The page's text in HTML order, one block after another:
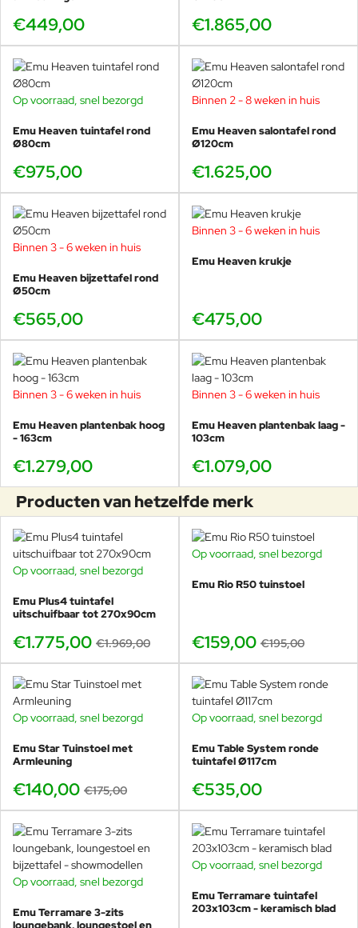
Ideaal voor horeca en compacte
terrassen
Door het compacte formaat, de stabiele constructie en het
in de horeca. Perfect voor kleinere terrassen, binnentuinen,
boutique hotels en restaurants die hun buitenruimte een
onderscheidende uitstraling willen geven.
Te bekijken in de showroom bij
In onze showroom in Voorschoten kun je de Re-Trouvé
stoelen en alternatieve tafels zoals de Como. Als grootste
EMU dealer wereldwijd hebben wij diepgaande
productkennis, een grote showroom en vaak snelle levering
uit voorraad.
Patricia Urquiola
Patricia Urquiola werd geboren in Oviedo (Spanje) en
Architecture of Madrid Polytechnic en Milan Polytechnic,
waar ze in 1989 afstudeerde bij Achille Castiglioni. Van 1990
tot 1992 was ze assistent-docent aan zowel Achille
Castiglioni als Eugenio Bettinelli aan de Polytechnische
Universiteit van Milaan en ENSCI in Parijs. Van 1990 tot
1996 was ze verantwoordelijk voor het kantoor voor de
ontwikkeling van nieuwe producten van DePadova, in
samenwerking met Vico Magistretti. In 1996 werd ze hoofd
van de ontwerpgroep van Lissoni Associati.
productontwerp, architectuur, installaties en
conceptcreatie. Onder haar laatste architectuurprojecten:
twee luxe hotels, Mandarin Oriental Hotel Barcelona en
WRetreat & Spa in Vieques (Puerto Rico), een privéwoning
in Udine, de scenografie voor de opera "L'incoronazione di
Poppea" van Monteverdi, showrooms, boetieks en
Mara, H&M en het algemene concept voor Pitti Immagine
Florence. Een persoonlijke tentoonstelling is getoond in
Feria Hábitat Valencia (2010). Ze ontwerpt voor Agape,
Alessi, Andreu World, Artelano, Axor, B&B Italia, Bart
Design, Bisazza, BMW, Bosa, Chevalier Edition, Il Coccio, De
Padova, De Vecchi, Driade, Emu, Fasem, Salvatore
Ferragamo, Flos, Foscarini , Gallotti & Radice, Gandia
Blasco, Glass Italia, Kartell, Kettal, Kvadrat, Mixing Media,
€449,00 €1.865,00
Op voorraad, snel bezorgd
Emu Heaven tuintafel rond
Ø80cm
€975,00
Binnen 2 - 8 weken in huis
Emu Heaven salontafel rond
Ø120cm
€1.625,00
Binnen 3 - 6 weken in huis
Emu Heaven bijzettafel rond
Ø50cm
€565,00
Binnen 3 - 6 weken in huis
Emu Heaven krukje
€475,00
Binnen 3 - 6 weken in huis
Emu Heaven plantenbak hoog
- 163cm
€1.279,00
Binnen 3 - 6 weken in huis
Emu Heaven plantenbak laag -
103cm
€1.079,00
Producten van hetzelfde merk
-10%
Op voorraad, snel bezorgd
Emu Plus4 tuintafel
uitschuifbaar tot 270x90cm
€1.775,00 €1.969,00
-18%
Op voorraad, snel bezorgd
Emu Rio R50 tuinstoel
€159,00 €195,00
-20%
Op voorraad, snel bezorgd
Emu Star Tuinstoel met
Armleuning
€140,00 €175,00
Op voorraad, snel bezorgd
Emu Table System ronde
tuintafel Ø117cm
€535,00
BUNDELKORTING
-40%
Op voorraad, snel bezorgd
Emu Terramare 3-zits
loungebank, loungestoel en
Op voorraad, snel bezorgd
Emu Terramare tuintafel
203x103cm - keramisch blad